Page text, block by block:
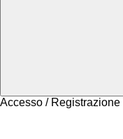
Accesso / Registrazione